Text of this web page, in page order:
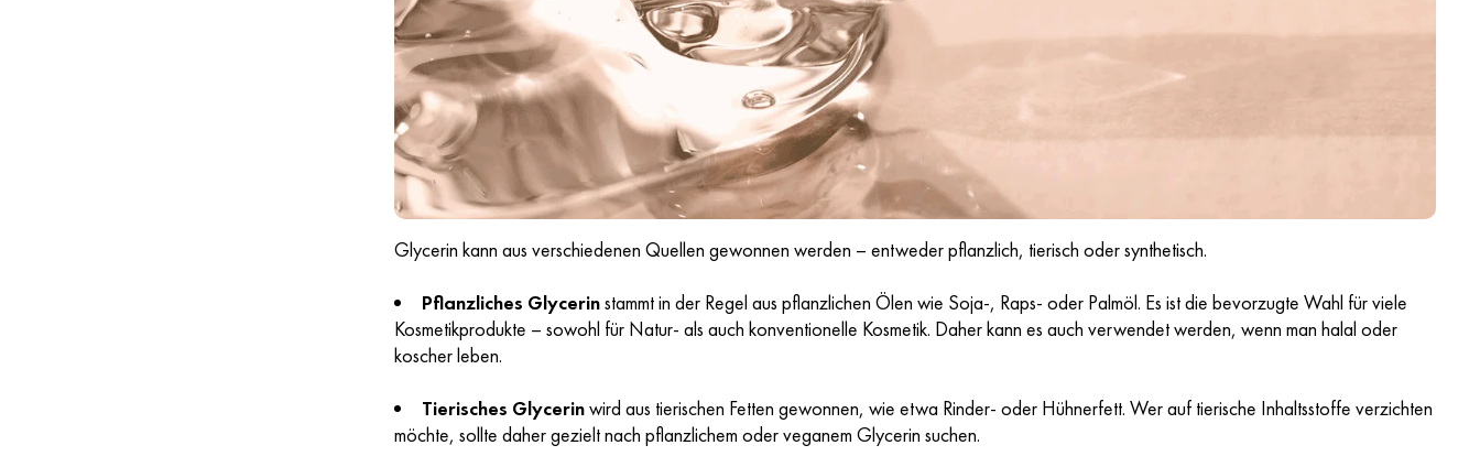
Glycerin kann aus verschiedenen Quellen gewonnen werden – entweder pflanzlich, tierisch oder synthetisch.
Pflanzliches Glycerinstammt in der Regel aus pflanzlichen Ölen wie Soja-, Raps- oder Palmöl. Es ist die bevorzugte Wahl für viele
Kosmetikprodukte – sowohl für Natur- als auch konventionelle Kosmetik. Daher kann es auch verwendet werden, wenn man halal oder
koscher leben.
Tierisches Glycerinwird aus tierischen Fetten gewonnen, wie etwa Rinder- oder Hühnerfett. Wer auf tierische Inhaltsstoffe verzichten
möchte, sollte daher gezielt nach pflanzlichem oder veganem Glycerin suchen.